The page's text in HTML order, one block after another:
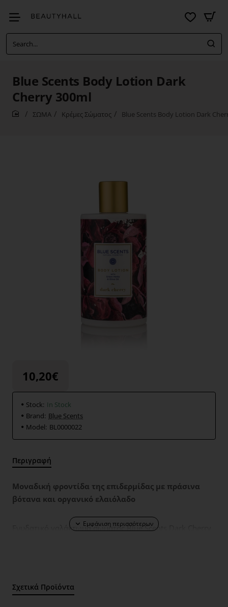
Search...
Blue Scents Body Lotion Dark
Cherry 300ml
ΣΩΜΑ Κρέμες Σώματος Blue Scents Body Lotion Dark
10,20€
Stock: In Stock
Brand: Blue Scents
Model: ΒL0000022
Περιγραφή
Μοναδική φροντίδα της επιδερμίδας με πράσινα
βότανα και οργανικό ελαιόλαδο
Ενυδατικό γαλάκτωμα σώματος Blue Scents Dark Cherry
και βότανα γνωστά για τις αντιοξειδωτικές ιδιότητές
Σχετικά Προϊόντα